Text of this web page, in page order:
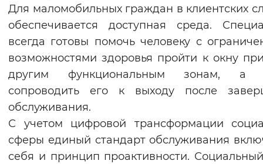
Для маломобильных граждан в клиентских
обеспечивается доступная среда.
всегда готовы помочь человеку с
возможностями здоровья пройти к окну
другим функциональным зонам, а
сопроводить его к выходу после
обслуживания.
С учетом цифровой трансформации
сферы единый стандарт обслуживания
себя и принцип проактивности.